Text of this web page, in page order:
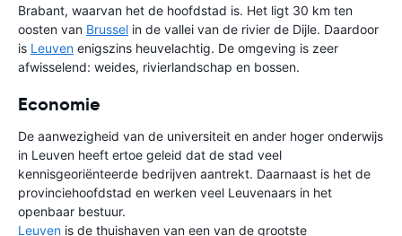
Brabant, waarvan het de hoofdstad is. Het ligt 30 km ten
oosten van Brussel in de vallei van de rivier de Dijle. Daardoor
is Leuven enigszins heuvelachtig. De omgeving is zeer
afwisselend: weides, rivierlandschap en bossen.
Economie
De aanwezigheid van de universiteit en ander hoger onderwijs
in Leuven heeft ertoe geleid dat de stad veel
kennisgeoriënteerde bedrijven aantrekt. Daarnaast is het de
provinciehoofdstad en werken veel Leuvenaars in het
openbaar bestuur.
Leuven is de thuishaven van een van de grootste